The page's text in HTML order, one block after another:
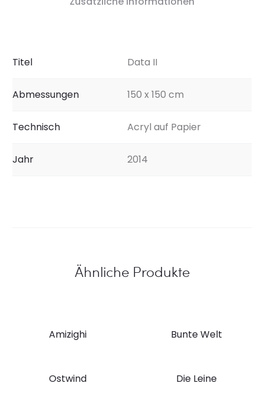
Titel Data II
Abmessungen 150 x 150 cm
Technisch Acryl auf Papier
Jahr 2014
Ähnliche Produkte
Amizighi Bunte Welt
Ostwind Die Leine